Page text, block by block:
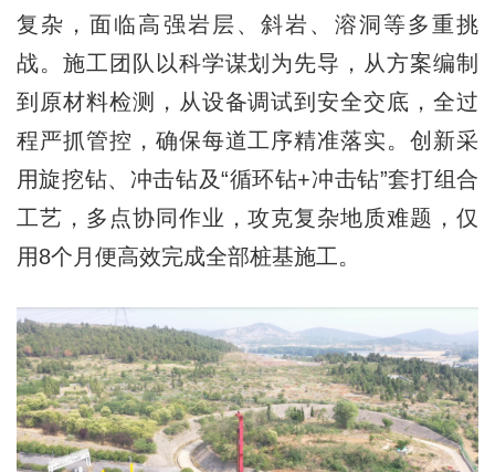
复杂，面临高强岩层、斜岩、溶洞等多重挑
战。施工团队以科学谋划为先导，从方案编制
到原材料检测，从设备调试到安全交底，全过
程严抓管控，确保每道工序精准落实。创新采
用旋挖钻、冲击钻及“循环钻+冲击钻”套打组合
工艺，多点协同作业，攻克复杂地质难题，仅
用8个月便高效完成全部桩基施工。